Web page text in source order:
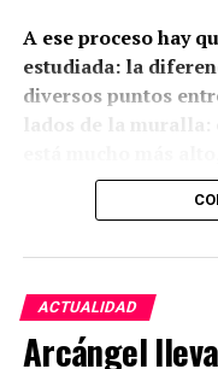
A ese proceso hay
estudiada: la
diversos puntos
lados de la muralla:
Constitución.La
esta relación con el
rellenos,
ACTUALIDAD
Arcángel